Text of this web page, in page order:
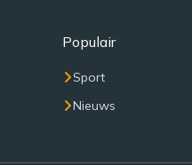
Populair
Sport
Nieuws